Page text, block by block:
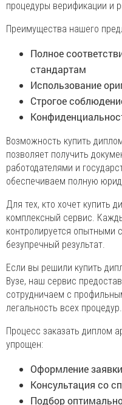
процедуры верификации и
Преимущества нашего
Полное
стандартам
Использование
Строгое
Возможность купить
позволяет получить
работодателями и
обеспечиваем полную
Для тех, кто хочет купить
комплексный сервис.
контролируется опытными
безупречный результат.
Если вы решили купить
Вузе, наш сервис
сотрудничаем с
легальность всех процедур.
Процесс заказать диплом
упрощен:
Оформление
Консультация со
Подбор